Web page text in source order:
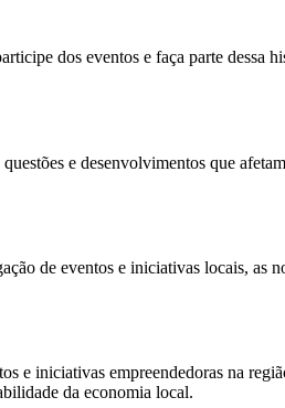
dos eventos e faça parte dessa
e desenvolvimentos que
de eventos e iniciativas locais, as
e iniciativas empreendedoras na
da economia local.